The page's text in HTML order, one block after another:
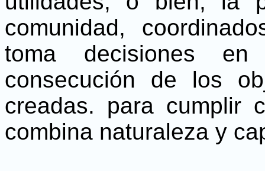
comunidad,
toma decisiones
consecución de los
creadas. para cumplir
combina naturaleza y